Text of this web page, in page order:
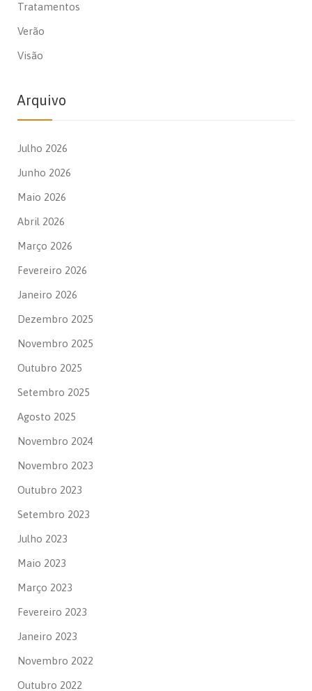
Tratamentos
Verão
Visão
Arquivo
Julho 2026
Junho 2026
Maio 2026
Abril 2026
Março 2026
Fevereiro 2026
Janeiro 2026
Dezembro 2025
Novembro 2025
Outubro 2025
Setembro 2025
Agosto 2025
Novembro 2024
Novembro 2023
Outubro 2023
Setembro 2023
Julho 2023
Maio 2023
Março 2023
Fevereiro 2023
Janeiro 2023
Novembro 2022
Outubro 2022